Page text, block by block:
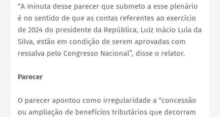
“A minuta desse parecer que submeto a esse plenário
é no sentido de que as contas referentes ao exercício
de 2024 do presidente da República, Luiz Inácio Lula da
Silva, estão em condição de serem aprovadas com
ressalva pelo Congresso Nacional”, disse o relator.
Parecer
O parecer apontou como irregularidade a “concessão
ou ampliação de benefícios tributários que decorram